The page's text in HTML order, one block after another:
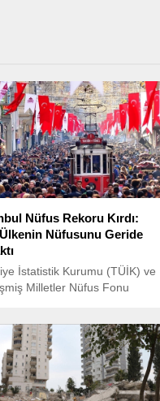
Nüfus Rekoru Kırdı:
Nüfusunu Geride
İstatistik Kurumu (TÜİK) ve
Milletler Nüfus Fonu
45 bin 678 kişi artarak 15
701 bin 602’ye ulaştı.